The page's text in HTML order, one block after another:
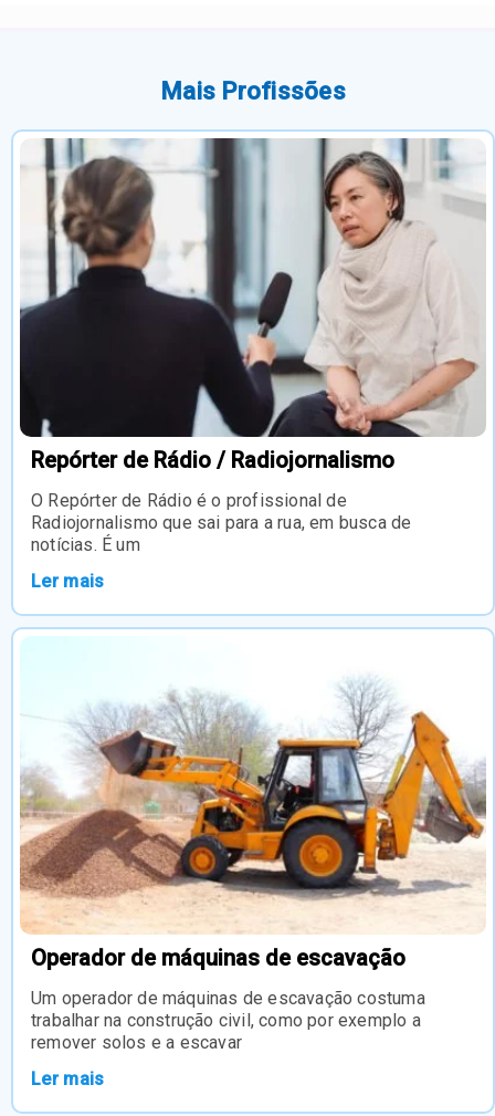
Mais Profissões
Repórter de Rádio / Radiojornalismo
O Repórter de Rádio é o profissional de
Radiojornalismo que sai para a rua, em busca de
notícias. É um
Ler mais
Operador de máquinas de escavação
Um operador de máquinas de escavação costuma
trabalhar na construção civil, como por exemplo a
remover solos e a escavar
Ler mais